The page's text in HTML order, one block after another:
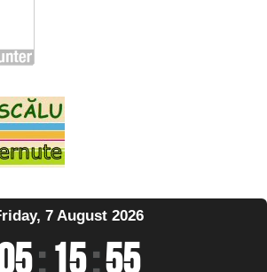
7 August 2026
:15:56